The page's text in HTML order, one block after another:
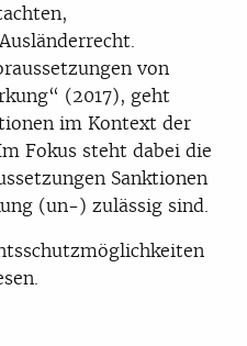
von
(2017), geht
im Kontext der
Fokus steht dabei die
Sanktionen
(un-) zulässig sind.